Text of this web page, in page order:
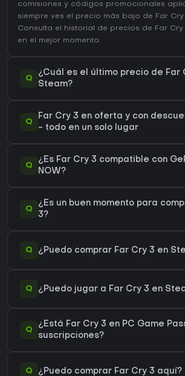
comisiones y códigos promocionales
siempre ves el precio más bajo de Far Cry
Consulta el
historial de precios de Far Cry
en el mejor momento.
Q
¿Cuál es el último precio de Far
Steam?
Q
Far Cry 3 en oferta y con
- todo en un solo lugar
Q
¿Es Far Cry 3 compatible con
NOW?
Q
¿Es un buen momento para
3?
Q ¿Puedo comprar Far Cry 3 en
Q ¿Puedo jugar a Far Cry 3 en
Q
¿Está Far Cry 3 en PC Game
suscripciones?
Q ¿Puedo comprar Far Cry 3 aquí?